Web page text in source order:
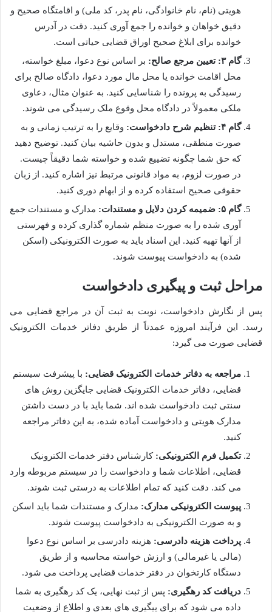
هویتی (نام، نام خانوادگی، نام پدر، کد ملی) و اقامتگاه صحیح و
دقیق خواهان و خوانده را جمع آوری کنید. دقت در آدرس
خوانده برای ابلاغ صحیح اوراق قضایی حیاتی است.
گام ۳: تعیین مرجع صالح:
بر اساس نوع دعوا، مبلغ خواسته،
محل اقامت خوانده یا محل مال مورد دعوا، دادگاه صالح برای
رسیدگی به پرونده را شناسایی کنید. به عنوان مثال، دعاوی
ملکی معمولاً در دادگاه محل وقوع ملک رسیدگی می شوند.
گام ۴: تنظیم شرح دادخواست:
وقایع را به ترتیب زمانی و به
صورت منطقی، مستدل و بدون حاشیه بیان کنید. توضیح دهید
که حق شما چگونه تضییع شده و خواسته شما دقیقاً چیست.
در صورت لزوم، به مواد قانونی مرتبط نیز اشاره کنید. از زبان
حقوقی صحیح استفاده کرده و از ابهام دوری کنید.
گام ۵: ضمیمه کردن دلایل و مستندات:
مدارک و مستندات جمع
آوری شده را به صورت منظم شماره گذاری کرده و فهرستی
از آنها تهیه کنید. این اسناد باید به صورت الکترونیکی (اسکن
شده) به دادخواست پیوست شوند.
مراحل ثبت و پیگیری دادخواست
پس از نگارش دادخواست، نوبت به ثبت آن در مراجع قضایی می
رسد. این فرآیند امروزه عمدتاً از طریق دفاتر خدمات الکترونیک
قضایی صورت می گیرد:
مراجعه به دفاتر خدمات الکترونیک قضایی: با پیشرفت سیستم
قضایی، دفاتر خدمات الکترونیک قضایی جایگزین روش های
سنتی ثبت دادخواست شده اند. شما باید با در دست داشتن
مدارک هویتی و دادخواست آماده شده، به این دفاتر مراجعه
کنید.
تکمیل فرم الکترونیکی: کارشناس دفتر خدمات الکترونیک
قضایی، اطلاعات شما و دادخواست را در سیستم مربوطه وارد
می کند. دقت کنید که تمام اطلاعات به درستی ثبت شوند.
پیوست الکترونیکی مدارک: مدارک و مستندات شما باید اسکن
و به صورت الکترونیکی به دادخواست پیوست شوند.
پرداخت هزینه دادرسی: هزینه دادرسی بر اساس نوع دعوا
(مالی یا غیرمالی) و ارزش خواسته محاسبه و از طریق
دستگاه کارتخوان در دفتر خدمات قضایی پرداخت می شود.
دریافت کد رهگیری: پس از ثبت نهایی، یک کد رهگیری به شما
داده می شود که برای پیگیری های بعدی و اطلاع از وضعیت